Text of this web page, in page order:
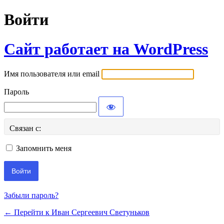
Войти
Сайт работает на WordPress
Имя пользователя или email
Пароль
Связан с:
Запомнить меня
Забыли пароль?
← Перейти к Иван Сергеевич Светуньков